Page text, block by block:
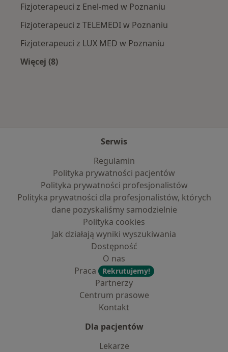
Fizjoterapeuci z Enel-med w Poznaniu
Fizjoterapeuci z TELEMEDI w Poznaniu
Fizjoterapeuci z LUX MED w Poznaniu
Więcej (8)
Serwis
Regulamin
Polityka prywatności pacjentów
Polityka prywatności profesjonalistów
Polityka prywatności dla profesjonalistów, których
dane pozyskaliśmy samodzielnie
Polityka cookies
Jak działają wyniki wyszukiwania
Dostępność
O nas
Praca
Rekrutujemy!
Partnerzy
Centrum prasowe
Kontakt
Dla pacjentów
Lekarze